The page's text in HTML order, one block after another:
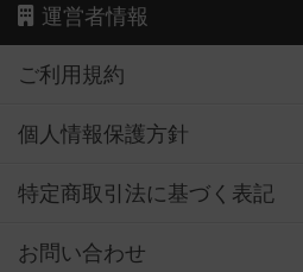
運営者情報
ご利用規約
個人情報保護方針
特定商取引法に基づく表記
お問い合わせ